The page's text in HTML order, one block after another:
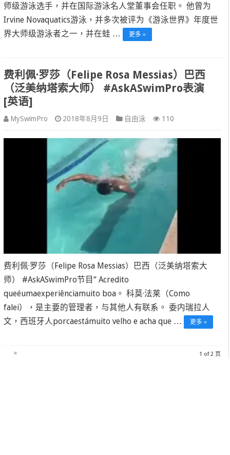
师级游泳选手，并在国际游泳名人堂董事会任职。 他曾为
Irvine Novaquatics游泳，并多次被评为《游泳世界》年度世
界大师级游泳者之一，并在蛙 …
更多 »
费利佩·罗莎（Felipe Rosa Messias）巴西
（泛美纳塔索大师） #AskASwimPro表演
[英语]
MySwimPro 2018年8月9日 自由泳 110
费利佩·罗莎（Felipe Rosa Messias）巴西（泛美纳塔索大
师） #AskASwimPro节目“ Acredito
queéumaexperiênciamuito boa。 科莫·法莱（Como
falei），是主要的管理者，与其他人有联系。 委内瑞拉人
文，西班牙人porcaestámuito velho e acha que …
更多 »
1 of 2 页
»